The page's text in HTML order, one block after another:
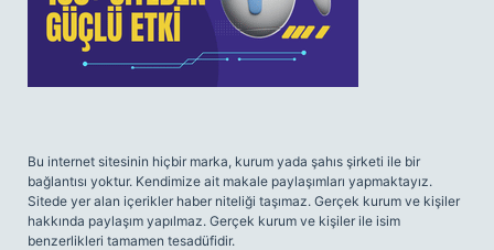
Bu internet sitesinin hiçbir marka, kurum yada şahıs şirketi ile bir
bağlantısı yoktur. Kendimize ait makale paylaşımları yapmaktayız.
Sitede yer alan içerikler haber niteliği taşımaz. Gerçek kurum ve kişiler
hakkında paylaşım yapılmaz. Gerçek kurum ve kişiler ile isim
benzerlikleri tamamen tesadüfidir.